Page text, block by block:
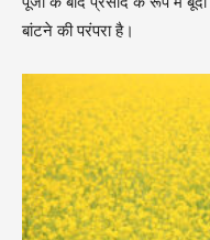
बांटने की परंपरा है।